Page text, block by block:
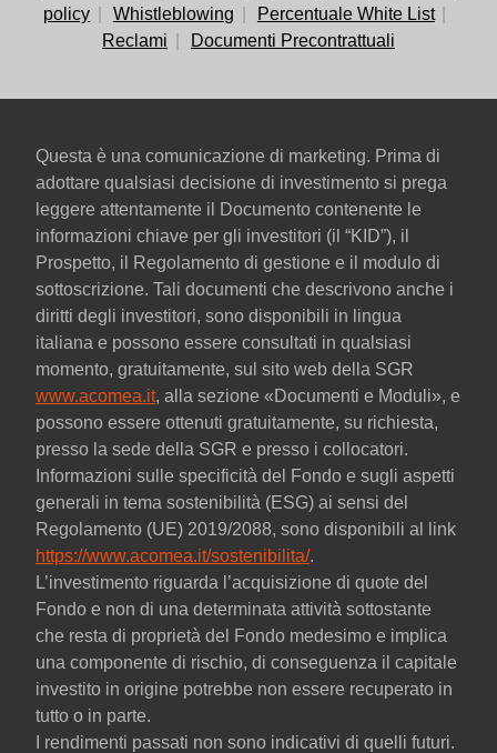
policy
Whistleblowing
Percentuale White List
Reclami
Documenti Precontrattuali
Questa è una comunicazione di marketing. Prima di
adottare qualsiasi decisione di investimento si prega
leggere attentamente il Documento contenente le
informazioni chiave per gli investitori (il “KID”), il
Prospetto, il Regolamento di gestione e il modulo di
sottoscrizione. Tali documenti che descrivono anche i
diritti degli investitori, sono disponibili in lingua
italiana e possono essere consultati in qualsiasi
momento, gratuitamente, sul sito web della SGR
www.acomea.it, alla sezione «Documenti e Moduli», e
possono essere ottenuti gratuitamente, su richiesta,
presso la sede della SGR e presso i collocatori.
Informazioni sulle specificità del Fondo e sugli aspetti
generali in tema sostenibilità (ESG) ai sensi del
Regolamento (UE) 2019/2088, sono disponibili al link
https://www.acomea.it/sostenibilita/.
L’investimento riguarda l’acquisizione di quote del
Fondo e non di una determinata attività sottostante
che resta di proprietà del Fondo medesimo e implica
una componente di rischio, di conseguenza il capitale
investito in origine potrebbe non essere recuperato in
tutto o in parte.
I rendimenti passati non sono indicativi di quelli futuri.